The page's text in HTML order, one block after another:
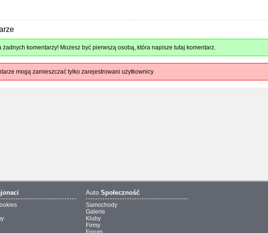
żadnych komentarzy! Możesz być pierwszą osobą, która napisze tutaj komentarz.
mogą zamieszczać tylko zarejestrowani użytkownicy
Auto Społeczność
Samochody
Galerie
Kluby
Firmy